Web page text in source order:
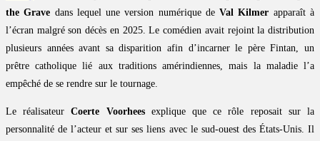
the Grave dans lequel une version numérique deVal Kilmer apparaît à
l’écran malgré son décès en 2025. Le comédien avait rejoint la distribution
plusieurs années avant sa disparition afin d’incarner le père Fintan, un
prêtre catholique lié aux traditions amérindiennes, mais la maladie l’a
empêché de se rendre sur le tournage.
Le réalisateurCoerte Voorheesexplique que ce rôle reposait sur la
personnalité de l’acteur et sur ses liens avec le sud-ouest des États-Unis. Il